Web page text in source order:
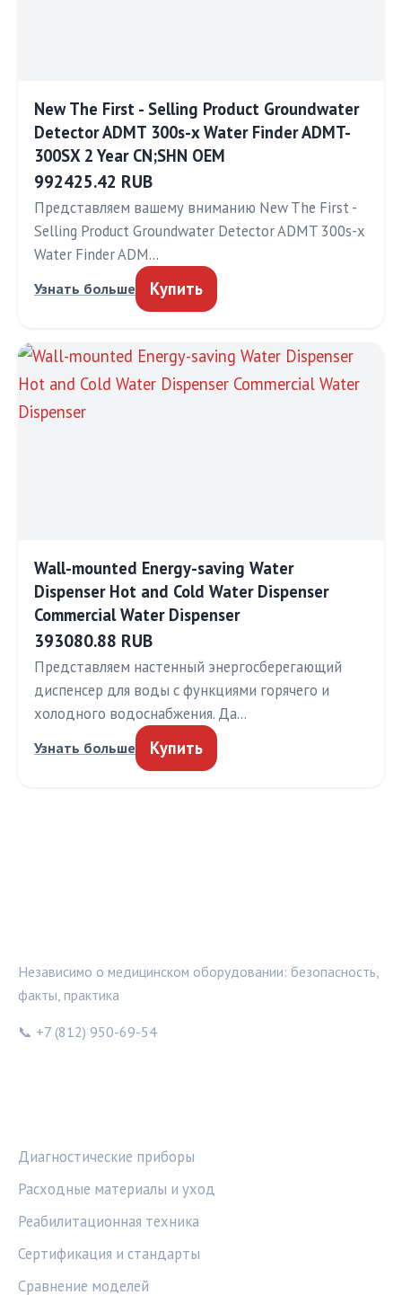
New The First - Selling Product Groundwater
Detector ADMT 300s-x Water Finder ADMT-
300SX 2 Year CN;SHN OEM
992425.42 RUB
Представляем вашему вниманию New The First -
Selling Product Groundwater Detector ADMT 300s-x
Water Finder ADM…
Узнать больше Купить
Wall-mounted Energy-saving Water
Dispenser Hot and Cold Water Dispenser
Commercial Water Dispenser
393080.88 RUB
Представляем настенный энергосберегающий
диспенсер для воды с функциями горячего и
холодного водоснабжения. Да…
Узнать больше Купить
Независимо о медицинском оборудовании: безопасность,
факты, практика
📞 +7 (812) 950-69-54
Диагностические приборы
Расходные материалы и уход
Реабилитационная техника
Сертификация и стандарты
Сравнение моделей